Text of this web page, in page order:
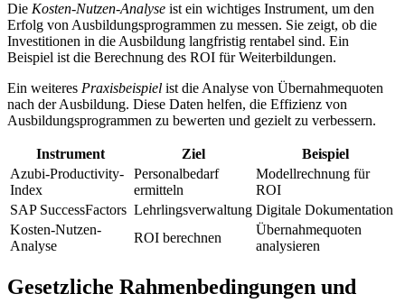
Die Kosten-Nutzen-Analyse ist ein wichtiges Instrument, um den
Erfolg von Ausbildungsprogrammen zu messen. Sie zeigt, ob die
Investitionen in die Ausbildung langfristig rentabel sind. Ein
Beispiel ist die Berechnung des ROI für Weiterbildungen.
Ein weiteres Praxisbeispiel ist die Analyse von Übernahmequoten
nach der Ausbildung. Diese Daten helfen, die Effizienz von
Ausbildungsprogrammen zu bewerten und gezielt zu verbessern.
Instrument Ziel
Beispiel
Azubi-Productivity-
Index
Personalbedarf
ermitteln
Modellrechnung für
ROI
SAP SuccessFactors Lehrlingsverwaltung Digitale Dokumentation
Kosten-Nutzen-
Analyse
ROI berechnen
Übernahmequoten
analysieren
Gesetzliche Rahmenbedingungen und